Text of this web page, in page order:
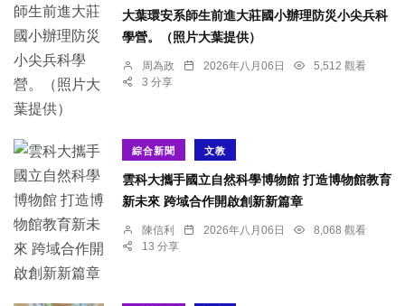
大葉環安系師生前進大莊國小辦理防災小尖兵科
學營。（照片大葉提供）
周為政 2026年八月06日
5,512 觀看
3 分享
綜合新聞 文教
雲科大攜手國立自然科學博物館 打造博物館教育
新未來 跨域合作開啟創新新篇章
陳信利 2026年八月06日
8,068 觀看
13 分享